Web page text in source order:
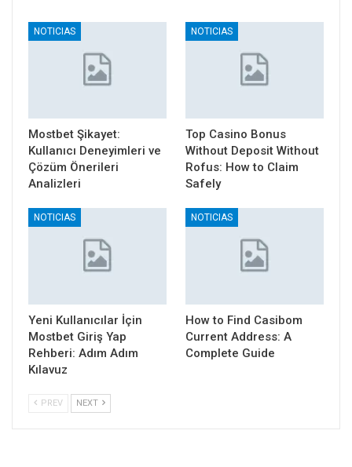
NOTICIAS
Mostbet Şikayet:
Kullanıcı Deneyimleri ve
Çözüm Önerileri
Analizleri
NOTICIAS
Top Casino Bonus
Without Deposit Without
Rofus: How to Claim
Safely
NOTICIAS
Yeni Kullanıcılar İçin
Mostbet Giriş Yap
Rehberi: Adım Adım
Kılavuz
NOTICIAS
How to Find Casibom
Current Address: A
Complete Guide
PREV NEXT